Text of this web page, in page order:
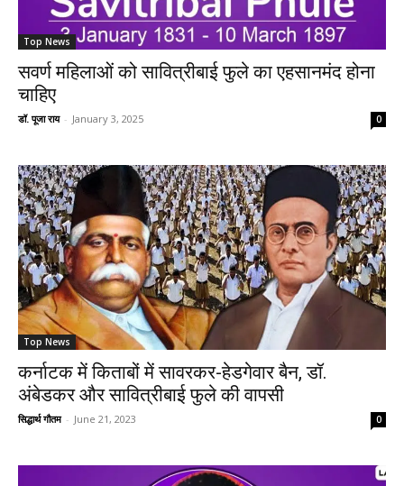
Top News
सवर्ण महिलाओं को सावित्रीबाई फुले का एहसानमंद होना
चाहिए
डॉ. पूजा राय - January 3, 2025 0
Top News
कर्नाटक में किताबों में सावरकर-हेडगेवार बैन, डॉ.
अंबेडकर और सावित्रीबाई फुले की वापसी
सिद्धार्थ गौतम - June 21, 2023 0